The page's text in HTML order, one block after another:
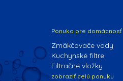
Ponuka pre domácnosť
Zmäkčovače vody
Kuchynské filtre
Filtračné vložky
zobraziť celú ponuku